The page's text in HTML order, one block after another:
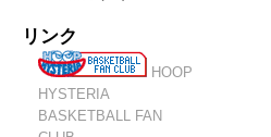
リンク
HOOP
HYSTERIA
BASKETBALL FAN